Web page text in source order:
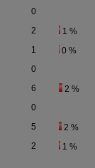
0
2 1 %
1 0 %
0
6 2 %
0
5 2 %
2 1 %